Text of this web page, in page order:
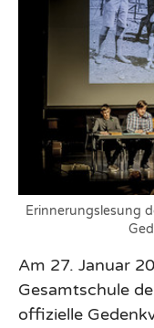
Erinnerungslesung
Am 27. Januar
Gesamtschule
offizielle